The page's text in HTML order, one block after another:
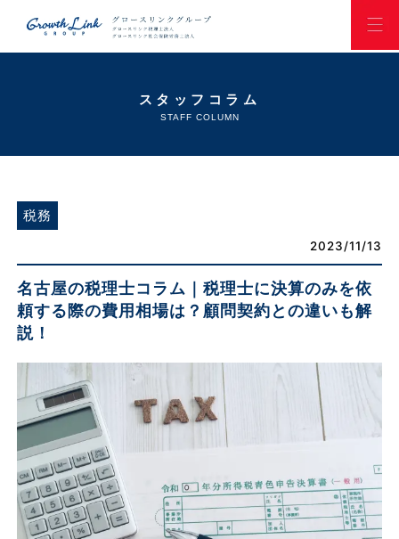
スタッフコラム
STAFF COLUMN
税務
2023/11/13
名古屋の税理士コラム｜税理士に決算のみを依
頼する際の費用相場は？顧問契約との違いも解
説！